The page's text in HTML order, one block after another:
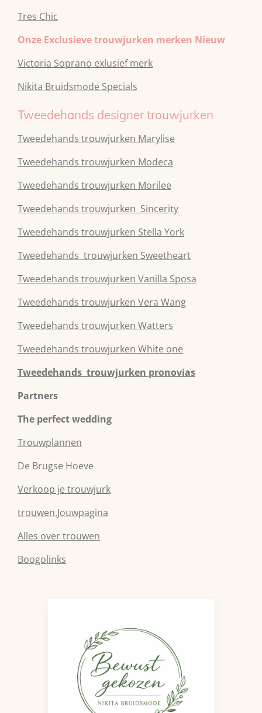
Tres Chic
Onze Exclusieve trouwjurken merken Nieuw
Victoria Soprano exlusief merk
Nikita Bruidsmode Specials
Tweedehands designer trouwjurken
Tweedehands trouwjurken Marylise
Tweedehands trouwjurken Modeca
Tweedehands trouwjurken Morilee
Tweedehands trouwjurken Sincerity
Tweedehands trouwjurken Stella York
Tweedehands trouwjurken Sweetheart
Tweedehands trouwjurken Vanilla Sposa
Tweedehands trouwjurken Vera Wang
Tweedehands trouwjurken Watters
Tweedehands trouwjurken White one
Tweedehands trouwjurken pronovias
Partners
The perfect wedding
Trouwplannen
De Brugse Hoeve
Verkoop je trouwjurk
trouwen.Jouwpagina
Alles over trouwen
Boogolinks